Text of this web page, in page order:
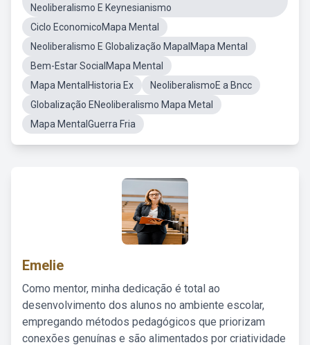
Neoliberalismo E Keynesianismo
Ciclo EconomicoMapa Mental
Neoliberalismo E Globalização MapalMapa Mental
Bem-Estar SocialMapa Mental
Mapa MentalHistoria Ex
NeoliberalismoE a Bncc
Globalização ENeoliberalismo Mapa Metal
Mapa MentalGuerra Fria
Emelie
Como mentor, minha dedicação é total ao
desenvolvimento dos alunos no ambiente escolar,
empregando métodos pedagógicos que priorizam
conexões genuínas e são alimentados por criatividade